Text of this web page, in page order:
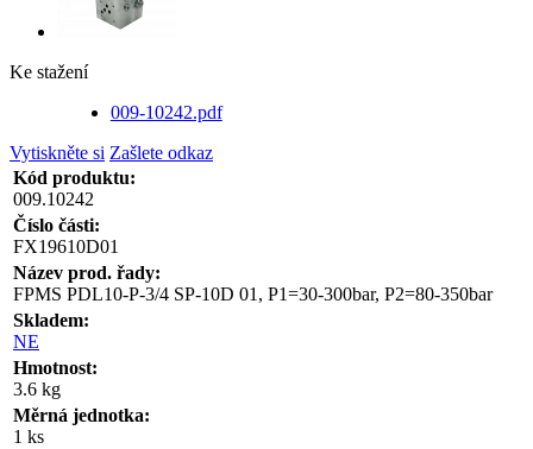
Ke stažení
009-10242.pdf
Vytiskněte si Zašlete odkaz
Kód produktu:
009.10242
Číslo části:
FX19610D01
Název prod. řady:
FPMS PDL10-P-3/4 SP-10D 01, P1=30-300bar, P2=80-350bar
Skladem:
NE
Hmotnost:
3.6 kg
Měrná jednotka:
1 ks